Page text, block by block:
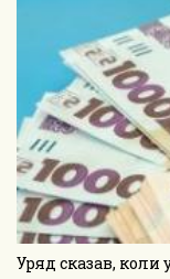
Уряд сказав, коли